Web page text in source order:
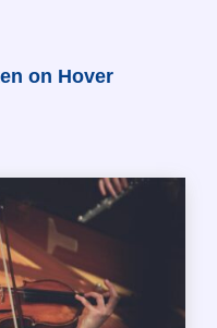
on Hover